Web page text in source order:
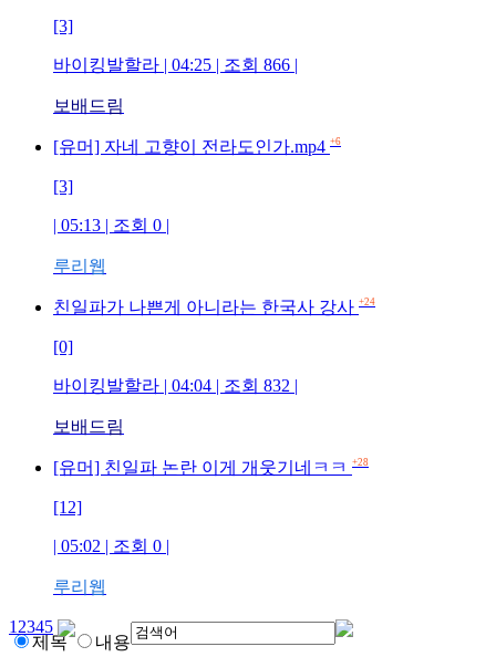
[3]
바이킹발할라 | 04:25 | 조회 866 |
보배드림
[유머] 자네 고향이 전라도인가.mp4 +6
[3]
| 05:13 | 조회 0 |
루리웹
친일파가 나쁜게 아니라는 한국사 강사 +24
[0]
바이킹발할라 | 04:04 | 조회 832 |
보배드림
[유머] 친일파 논란 이게 개웃기네ㅋㅋ +28
[12]
| 05:02 | 조회 0 |
루리웹
1 2345
제목
내용